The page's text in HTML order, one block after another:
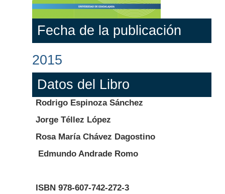
Fecha de la publicación
2015
Datos del Libro
Rodrigo Espinoza Sánchez
Jorge Téllez López
Rosa María Chávez Dagostino
Edmundo Andrade Romo
ISBN 978-607-742-272-3